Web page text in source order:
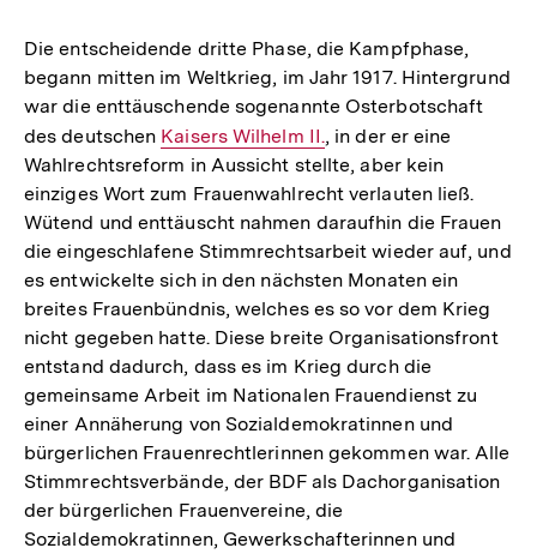
Die entscheidende dritte Phase, die Kampfphase,
begann mitten im Weltkrieg, im Jahr 1917. Hintergrund
war die enttäuschende sogenannte Osterbotschaft
des deutschen Interner
Link:
Kaisers Wilhelm II., in der er eine
Wahlrechtsreform in Aussicht stellte, aber kein
einziges Wort zum Frauenwahlrecht verlauten ließ.
Wütend und enttäuscht nahmen daraufhin die Frauen
die eingeschlafene Stimmrechtsarbeit wieder auf, und
es entwickelte sich in den nächsten Monaten ein
breites Frauenbündnis, welches es so vor dem Krieg
nicht gegeben hatte. Diese breite Organisationsfront
entstand dadurch, dass es im Krieg durch die
gemeinsame Arbeit im Nationalen Frauendienst zu
einer Annäherung von Sozialdemokratinnen und
bürgerlichen Frauenrechtlerinnen gekommen war. Alle
Stimmrechtsverbände, der BDF als Dachorganisation
der bürgerlichen Frauenvereine, die
Sozialdemokratinnen, Gewerkschafterinnen und